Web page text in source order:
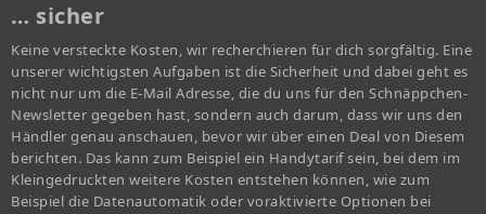
… sicher
Keine versteckte Kosten, wir recherchieren für dich sorgfältig. Eine
unserer wichtigsten Aufgaben ist die Sicherheit und dabei geht es
nicht nur um die E-Mail Adresse, die du uns für den Schnäppchen-
Newsletter gegeben hast, sondern auch darum, dass wir uns den
Händler genau anschauen, bevor wir über einen Deal von Diesem
berichten. Das kann zum Beispiel ein Handytarif sein, bei dem im
Kleingedruckten weitere Kosten entstehen können, wie zum
Beispiel die Datenautomatik oder voraktivierte Optionen bei